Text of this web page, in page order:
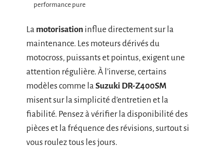
performance pure
La motorisation influe directement sur la
maintenance. Les moteurs dérivés du
motocross, puissants et pointus, exigent une
attention régulière. À l’inverse, certains
modèles comme la Suzuki DR-Z400SM
misent sur la simplicité d’entretien et la
fiabilité. Pensez à vérifier la disponibilité des
pièces et la fréquence des révisions, surtout si
vous roulez tous les jours.